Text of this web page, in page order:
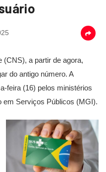
(CNS), a partir de agora,
do antigo número. A
feira (16) pelos ministérios
em Serviços Públicos (MGI).